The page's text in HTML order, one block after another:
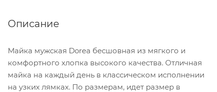
Описание
Майка мужская Dorea бесшовная из мягкого и
комфортного хлопка высокого качества. Отличная
майка на каждый день в классическом исполнении
на узких лямках. По размерам, идет размер в